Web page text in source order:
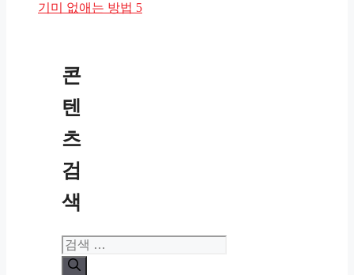
기미 없애는 방법 5
콘
텐
츠
검
색
검
색: